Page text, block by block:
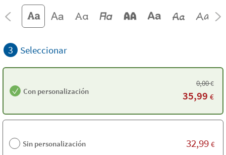
3 Seleccionar
Con personalización
0,00€
35,99 €
Sin personalización 32,99 €